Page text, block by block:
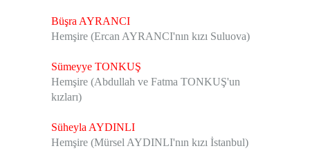
Büşra AYRANCI
Hemşire (Ercan AYRANCI'nın kızı Suluova)
Sümeyye TONKUŞ
Hemşire (Abdullah ve Fatma TONKUŞ'un
kızları)
Süheyla AYDINLI
Hemşire (Mürsel AYDINLI'nın kızı İstanbul)